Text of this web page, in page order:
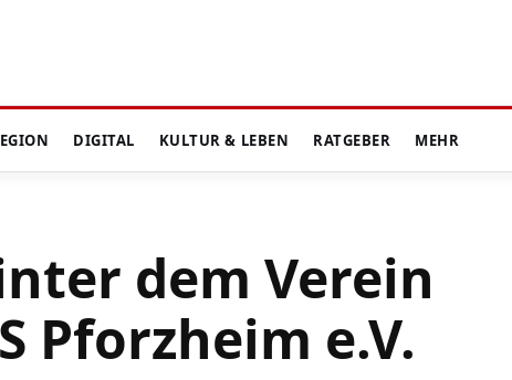
DIGITAL KULTUR & LEBEN RATGEBER MEHR
dem Verein
Pforzheim e.V.